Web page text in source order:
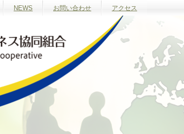
NEWS お問い合わせ アクセス